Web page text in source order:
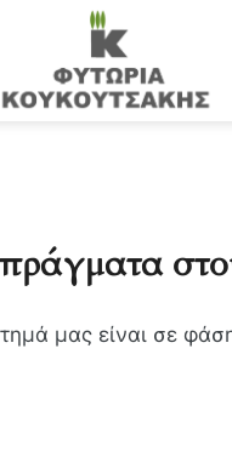
μας είναι σε